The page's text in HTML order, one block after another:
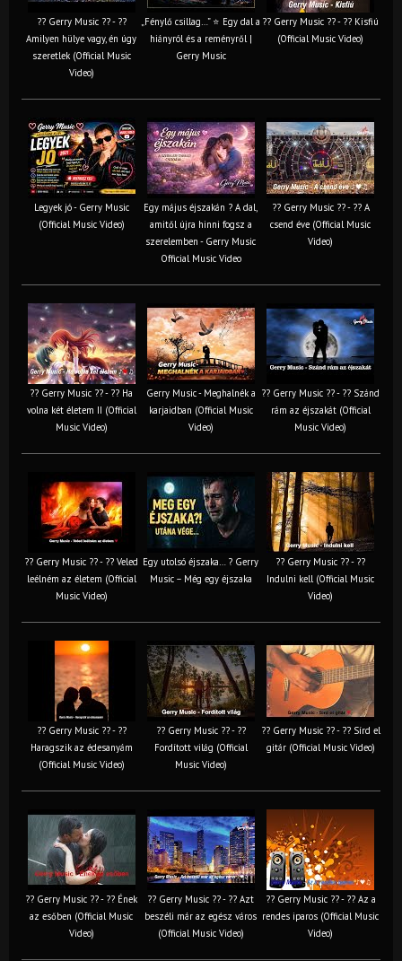
?? Gerry Music ?? - ??
Amilyen hülye vagy, én úgy
szeretlek (Official Music
Video)
„Fénylő csillag…” ⭐ Egy dal a
hiányról és a reményről |
Gerry Music
?? Gerry Music ?? - ?? Kisfiú
(Official Music Video)
Legyek jó - Gerry Music
(Official Music Video)
Egy május éjszakán ? A dal,
amitől újra hinni fogsz a
szerelemben - Gerry Music
Official Music Video
?? Gerry Music ?? - ?? A
csend éve (Official Music
Video)
?? Gerry Music ?? - ?? Ha
volna két életem II (Official
Music Video)
Gerry Music - Meghalnék a
karjaidban (Official Music
Video)
?? Gerry Music ?? - ?? Szánd
rám az éjszakát (Official
Music Video)
?? Gerry Music ?? - ?? Veled
leélném az életem (Official
Music Video)
Egy utolsó éjszaka… ? Gerry
Music – Még egy éjszaka
?? Gerry Music ?? - ??
Indulni kell (Official Music
Video)
?? Gerry Music ?? - ??
Haragszik az édesanyám
(Official Music Video)
?? Gerry Music ?? - ??
Fordított világ (Official
Music Video)
?? Gerry Music ?? - ?? Sírd el
gitár (Official Music Video)
?? Gerry Music ?? - ?? Ének
az esőben (Official Music
Video)
?? Gerry Music ?? - ?? Azt
beszéli már az egész város
(Official Music Video)
?? Gerry Music ?? - ?? Az a
rendes iparos (Official Music
Video)